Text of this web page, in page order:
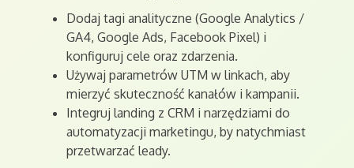
Dodaj tagi analityczne (Google Analytics /
GA4, Google Ads, Facebook Pixel) i
konfiguruj cele oraz zdarzenia.
Używaj parametrów UTM w linkach, aby
mierzyć skuteczność kanałów i kampanii.
Integruj landing z CRM i narzędziami do
automatyzacji marketingu, by natychmiast
przetwarzać leady.